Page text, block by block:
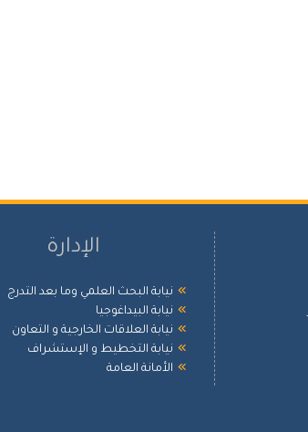
الإدارة
نيابة البحث العلمي وما بعد التدرج
نيابة البيداغوجيا
نيابة العلاقات الخارجية و التعاون
نيابة التخطيط و الإستشراف
الأمانة العامة